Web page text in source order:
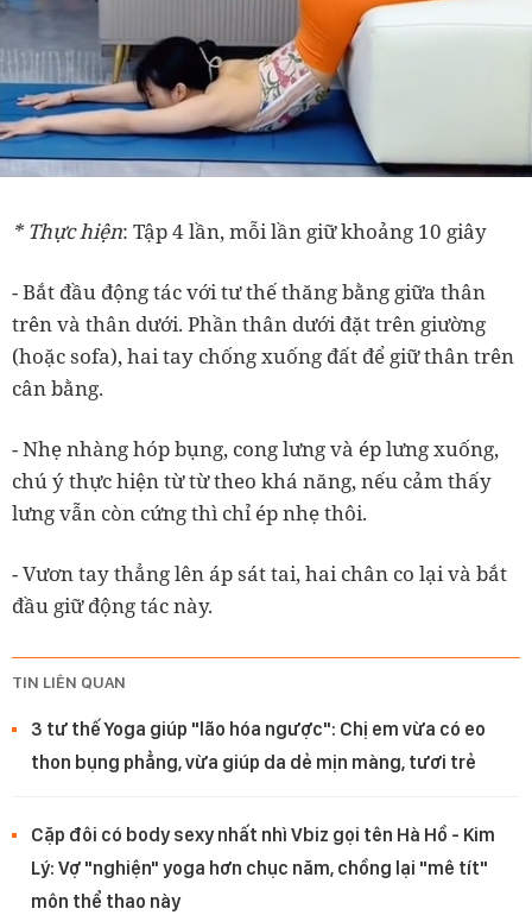
* Thực hiện: Tập 4 lần, mỗi lần giữ khoảng 10 giây
- Bắt đầu động tác với tư thế thăng bằng giữa thân
trên và thân dưới. Phần thân dưới đặt trên giường
(hoặc sofa), hai tay chống xuống đất để giữ thân trên
cân bằng.
- Nhẹ nhàng hóp bụng, cong lưng và ép lưng xuống,
chú ý thực hiện từ từ theo khá năng, nếu cảm thấy
lưng vẫn còn cứng thì chỉ ép nhẹ thôi.
- Vươn tay thẳng lên áp sát tai, hai chân co lại và bắt
đầu giữ động tác này.
TIN LIÊN QUAN
3 tư thế Yoga giúp "lão hóa ngược": Chị em vừa có eo
thon bụng phẳng, vừa giúp da dẻ mịn màng, tươi trẻ
Cặp đôi có body sexy nhất nhì Vbiz gọi tên Hà Hồ - Kim
Lý: Vợ "nghiện" yoga hơn chục năm, chồng lại "mê tít"
môn thể thao này